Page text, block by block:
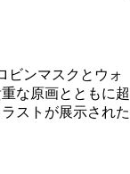
ビンマスクとウォ
な原画とともに超
ストが展示された